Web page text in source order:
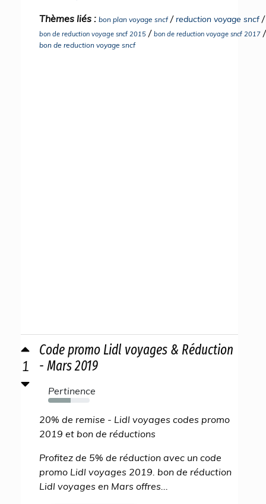
Thèmes liés : bon plan voyage sncf/reduction voyage sncf /
bon de reduction voyage sncf 2015 / bon de reduction voyage sncf 2017 /
bon de reduction voyage sncf
1
Code promo Lidl voyages & Réduction
- Mars 2019
Pertinence
54%
20% de remise - Lidl voyages codes promo
2019 et bon de réductions
Profitez de 5% de réduction avec un code
promo Lidl voyages 2019. bon de réduction
Lidl voyages en Mars offres...